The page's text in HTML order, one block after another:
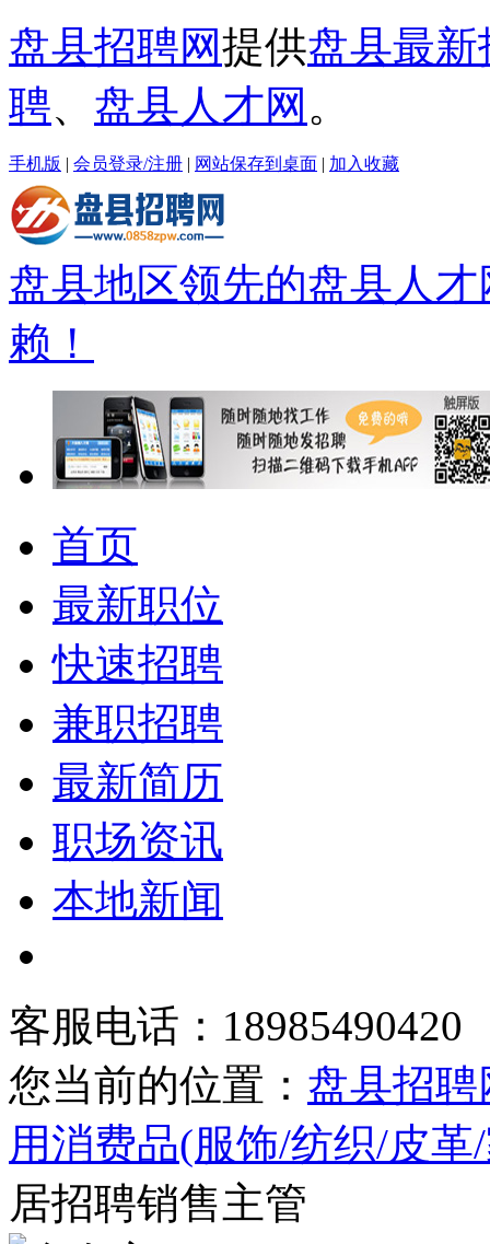
盘县招聘网提供盘县最
聘、 盘县人才网 。
手机版 | 会员登录/注册 | 网站保存到桌面 | 加入收藏
盘县地区领先的盘县人
赖！
首页
最新职位
快速招聘
兼职招聘
最新简历
职场资讯
本地新闻
客服电话：18985490420
您当前的位置： 盘县招聘
用消费品(服饰/纺织/皮
居招聘销售主管